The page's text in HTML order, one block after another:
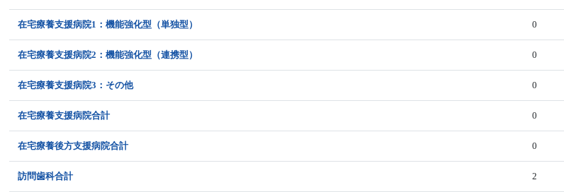
在宅療養支援病院1：機能強化型（単独型） 0
在宅療養支援病院2：機能強化型（連携型） 0
在宅療養支援病院3：その他 0
在宅療養支援病院合計 0
在宅療養後方支援病院合計 0
訪問歯科合計 2